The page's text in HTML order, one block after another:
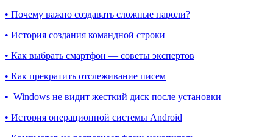
• Почему важно создавать сложные пароли?
• История создания командной строки
• Как выбрать смартфон — советы экспертов
• Как прекратить отслеживание писем
• Windows не видит жесткий диск после установки
• История операционной системы Android